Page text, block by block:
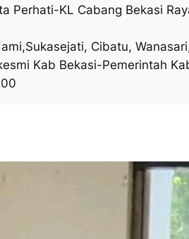
Perhati-KL Cabang Bekasi
Cibatu,
Kab Bekasi-Pemerintah